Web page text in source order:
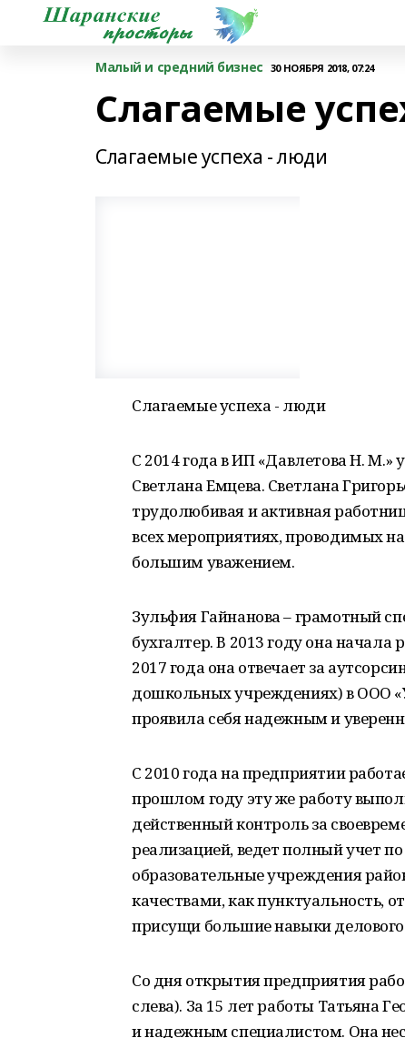
Малый и средний бизнес 30 НОЯБРЯ 2018, 07:24
Слагаемые
Слагаемые успеха - люди
Слагаемые успеха - люди
С 2014 года в ИП «Давлетова Н.
Светлана Емцева. Светлана
трудолюбивая и активная
всех мероприятиях, проводимых
большим уважением.
Зульфия Гайнанова – грамотный
бухгалтер. В 2013 году она
2017 года она отвечает за
дошкольных учреждениях) в ООО
проявила себя надежным и
С 2010 года на предприятии
прошлом году эту же работу
действенный контроль за
реализацией, ведет полный учет
образовательные учреждения
качествами, как пунктуальность,
присущи большие навыки
Со дня открытия предприятия
слева). За 15 лет работы Татьяна
и надежным специалистом. Она